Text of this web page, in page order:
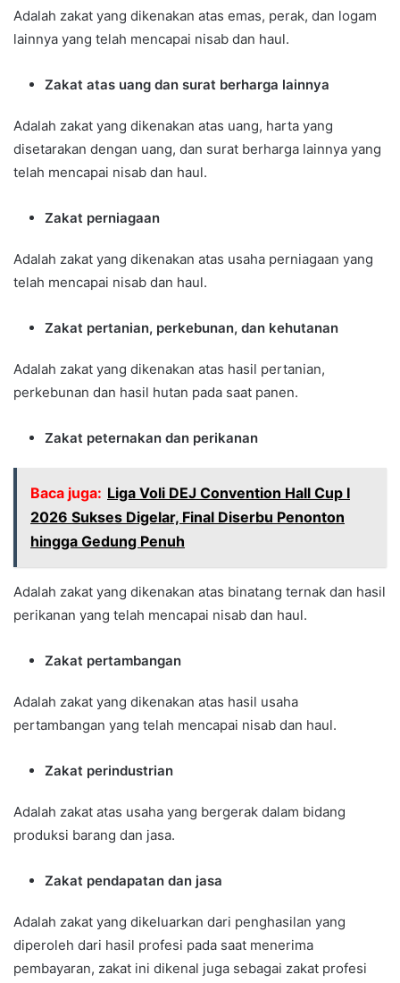
Adalah zakat yang dikenakan atas emas, perak, dan logam
lainnya yang telah mencapai nisab dan haul.
Zakat atas uang dan surat berharga lainnya
Adalah zakat yang dikenakan atas uang, harta yang
disetarakan dengan uang, dan surat berharga lainnya yang
telah mencapai nisab dan haul.
Zakat perniagaan
Adalah zakat yang dikenakan atas usaha perniagaan yang
telah mencapai nisab dan haul.
Zakat pertanian, perkebunan, dan kehutanan
Adalah zakat yang dikenakan atas hasil pertanian,
perkebunan dan hasil hutan pada saat panen.
Zakat peternakan dan perikanan
Baca juga: Liga Voli DEJ Convention Hall Cup I
2026 Sukses Digelar, Final Diserbu Penonton
hingga Gedung Penuh
Adalah zakat yang dikenakan atas binatang ternak dan hasil
perikanan yang telah mencapai nisab dan haul.
Zakat pertambangan
Adalah zakat yang dikenakan atas hasil usaha
pertambangan yang telah mencapai nisab dan haul.
Zakat perindustrian
Adalah zakat atas usaha yang bergerak dalam bidang
produksi barang dan jasa.
Zakat pendapatan dan jasa
Adalah zakat yang dikeluarkan dari penghasilan yang
diperoleh dari hasil profesi pada saat menerima
pembayaran, zakat ini dikenal juga sebagai zakat profesi